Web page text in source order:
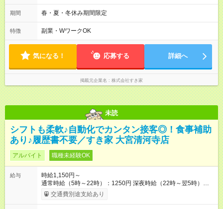
週2日～・1日2h～OK◎ ※22:00から翌5:00までは18歳以上の方
のみ勤務可能です（18歳未満の深夜業務禁止のため） ★深夜で
す。 必ず、2名以上での勤務を行いますので、安心して働けま
す。
期間 春・夏・冬休み期間限定
特徴 副業・WワークOK
気になる！ 応募する 詳細へ
掲載元企業名 株式会社すき家
未読
シフトも柔軟♪自動化でカンタン接客◎！食事補助
あり♪履歴書不要／すき家 大宮清河寺店
アルバイト 職種未経験OK
給与
時給1,150円～
通常時給（5時～22時）：1250円 深夜時給（22時～翌5時）：
1563円 高校生時給：1150円 【特別手当】早朝手当（5：00-9：
00）時給+150円 【試用期間】試用期間あり 試用期間の長さ：1
交通費別途支給あり